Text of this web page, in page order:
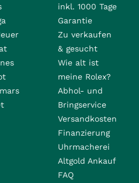
inkl. 1000 Tage
Garantie
Zu verkaufen
& gesucht
Wie alt ist
meine Rolex?
Abhol- und
Bringservice
Versandkosten
Finanzierung
Uhrmacherei
Altgold Ankauf
FAQ